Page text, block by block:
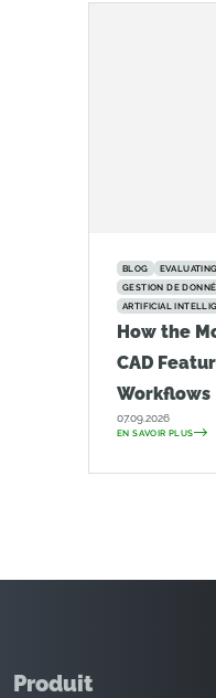
BLOG
GESTION DE
ARTIFICIAL
How the
CAD
Workflows
07.09.2026
EN SAVOIR PLUS
Produit